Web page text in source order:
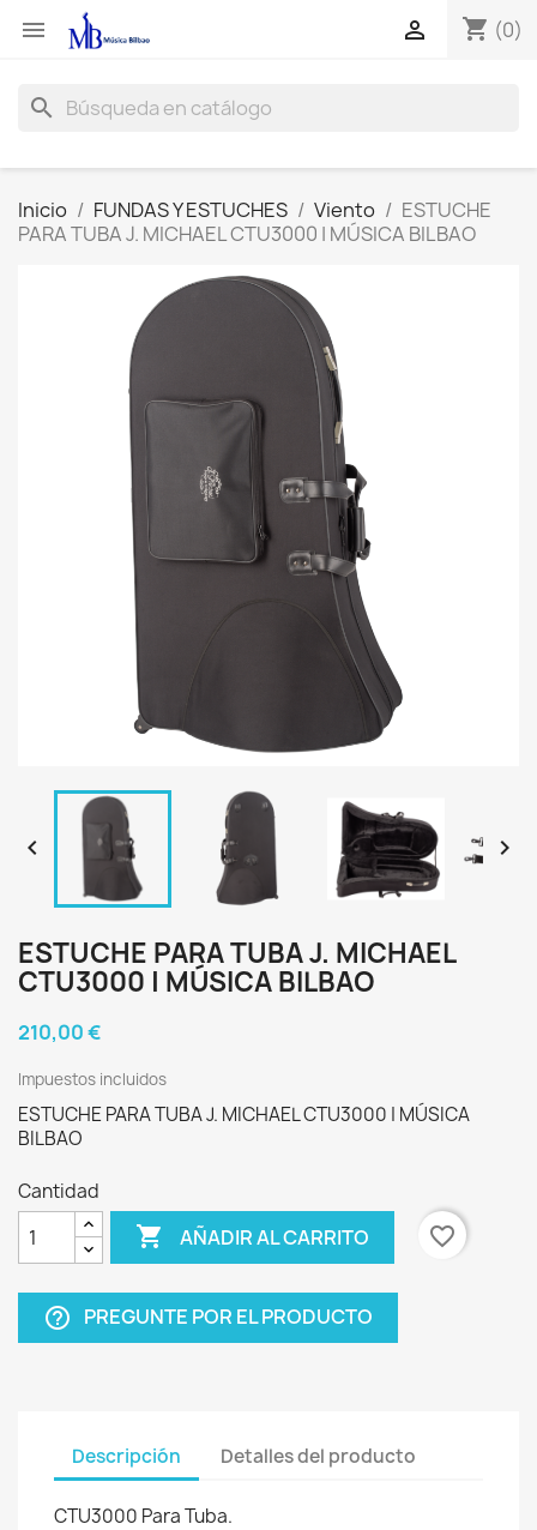
 shopping_cart (0)

search
Inicio FUNDAS Y ESTUCHES Viento
ESTUCHE
PARA TUBA J. MICHAEL CTU3000 | MÚSICA BILBAO
 
ESTUCHE PARA TUBA J. MICHAEL
CTU3000 | MÚSICA BILBAO
210,00 €
Impuestos incluidos
ESTUCHE PARA TUBA J. MICHAEL CTU3000 | MÚSICA
BILBAO
Cantidad
 AÑADIR AL CARRITO favorite_border
help_outline PREGUNTE POR EL PRODUCTO
Descripción Detalles del producto
CTU3000 Para Tuba.